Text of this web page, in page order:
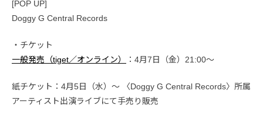
[POP UP]
Doggy G Central Records
・チケット
一般発売（tiget／オンライン）
：4月7日（金）21:00〜
紙チケット：4月5日（水）〜 〈Doggy G Central Records〉所属
アーティスト出演ライブにて手売り販売